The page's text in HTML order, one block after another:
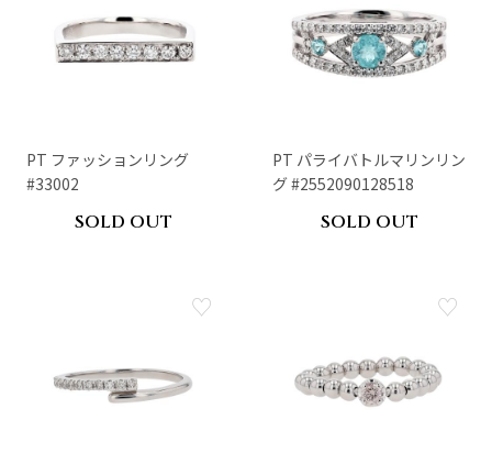
PT ファッションリング
#33002
SOLD OUT
PT パライバトルマリンリン
グ #2552090128518
SOLD OUT